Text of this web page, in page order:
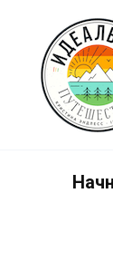
содержанию